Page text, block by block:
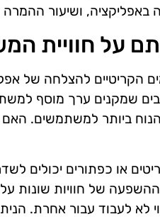
באפליקציה, ושיעור
שמקנים ערך מוסף
ביותר למשתמשים.
או כפתורים יכולים
של חוויות שונות על
לעבוד עבור אחרת.